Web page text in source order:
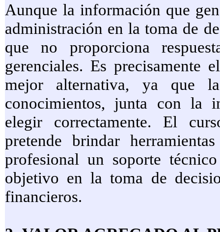
Aunque la información que
administración en la toma de
que no proporciona
gerenciales. Es precisamente
mejor alternativa, ya que
conocimientos, junta con la
elegir correctamente. El
pretende brindar
profesional un soporte
objetivo en la toma de
financieros.